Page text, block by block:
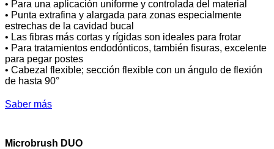
• Para una aplicación uniforme y controlada del material
• Punta extrafina y alargada para zonas especialmente
estrechas de la cavidad bucal
• Las fibras más cortas y rígidas son ideales para frotar
• Para tratamientos endodónticos, también fisuras, excelente
para pegar postes
• Cabezal flexible; sección flexible con un ángulo de flexión
de hasta 90°
Saber más
Microbrush DUO